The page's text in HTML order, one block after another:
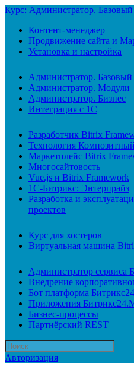
Курс: Администратор. Базовый
Контент-менеджер
Продвижение сайта и
Установка и настройка
Администратор. Базовый
Администратор. Модули
Администратор. Бизнес
Интеграция с 1С
Разработчик Bitrix
Технология
Маркетплейс Bitrix
Многосайтовость
Vue.js и Bitrix Framework
1С-Битрикс: Энтерпрайз
Разработка и
проектов
Курс для хостеров
Виртуальная машина
Администратор сервиса
Внедрение
Бот платформа Битрикс24
Приложения
Бизнес-процессы
Партнёрский REST
Авторизация